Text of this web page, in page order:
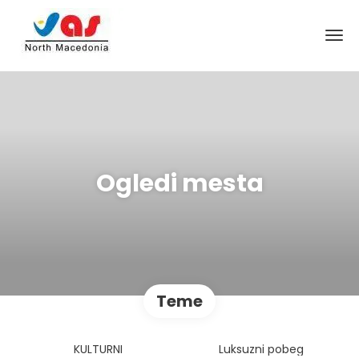
Ogledi mesta
Teme
KULTURNI
Luksuzni pobeg